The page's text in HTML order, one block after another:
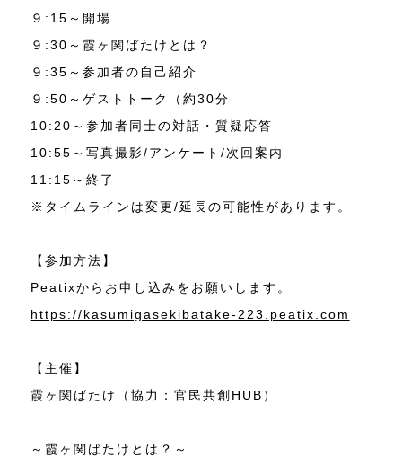
９:15～開場
９:30～霞ヶ関ばたけとは？
９:35～参加者の自己紹介
９:50～ゲストトーク（約30分
10:20～参加者同士の対話・質疑応答
10:55～写真撮影/アンケート/次回案内
11:15～終了
※タイムラインは変更/延長の可能性があります。
【参加方法】
Peatixからお申し込みをお願いします。
https://kasumigasekibatake-223.peatix.com
【主催】
霞ヶ関ばたけ（協力：官民共創HUB）
～霞ヶ関ばたけとは？～